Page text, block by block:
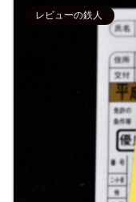
レビューの鉄人